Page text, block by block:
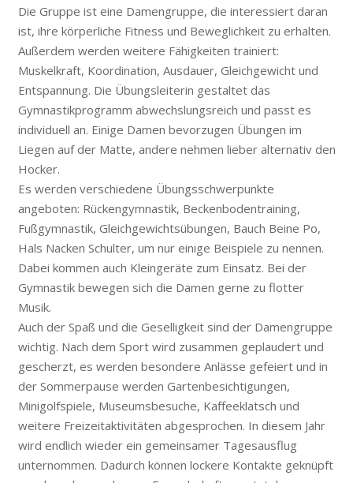
Die Gruppe ist eine Damengruppe, die interessiert daran
ist, ihre körperliche Fitness und Beweglichkeit zu erhalten.
Außerdem werden weitere Fähigkeiten trainiert:
Muskelkraft, Koordination, Ausdauer, Gleichgewicht und
Entspannung. Die Übungsleiterin gestaltet das
Gymnastikprogramm abwechslungsreich und passt es
individuell an. Einige Damen bevorzugen Übungen im
Liegen auf der Matte, andere nehmen lieber alternativ den
Hocker.
Es werden verschiedene Übungsschwerpunkte
angeboten: Rückengymnastik, Beckenbodentraining,
Fußgymnastik, Gleichgewichtsübungen, Bauch Beine Po,
Hals Nacken Schulter, um nur einige Beispiele zu nennen.
Dabei kommen auch Kleingeräte zum Einsatz. Bei der
Gymnastik bewegen sich die Damen gerne zu flotter
Musik.
Auch der Spaß und die Geselligkeit sind der Damengruppe
wichtig. Nach dem Sport wird zusammen geplaudert und
gescherzt, es werden besondere Anlässe gefeiert und in
der Sommerpause werden Gartenbesichtigungen,
Minigolfspiele, Museumsbesuche, Kaffeeklatsch und
weitere Freizeitaktivitäten abgesprochen. In diesem Jahr
wird endlich wieder ein gemeinsamer Tagesausflug
unternommen. Dadurch können lockere Kontakte geknüpft